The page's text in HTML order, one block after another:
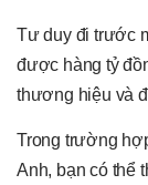
Tư duy đi trước
được hàng tỷ
thương hiệu và
Trong trường
Anh, bạn có thể